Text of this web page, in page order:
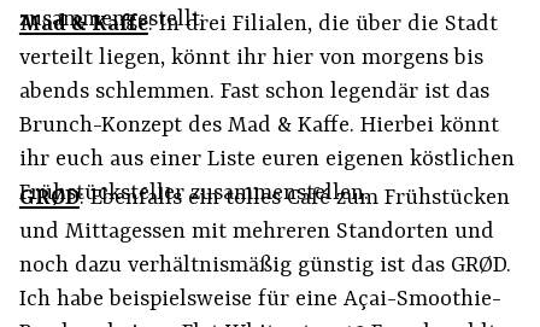
zusammengestellt:
Mad & Kaffe: In drei Filialen, die über die Stadt
verteilt liegen, könnt ihr hier von morgens bis
abends schlemmen. Fast schon legendär ist das
Brunch-Konzept des Mad & Kaffe. Hierbei könnt
ihr euch aus einer Liste euren eigenen köstlichen
Frühstücksteller zusammenstellen.
GRØD: Ebenfalls ein tolles Café zum Frühstücken
und Mittagessen mit mehreren Standorten und
noch dazu verhältnismäßig günstig ist das GRØD.
Ich habe beispielsweise für eine Açai-Smoothie-